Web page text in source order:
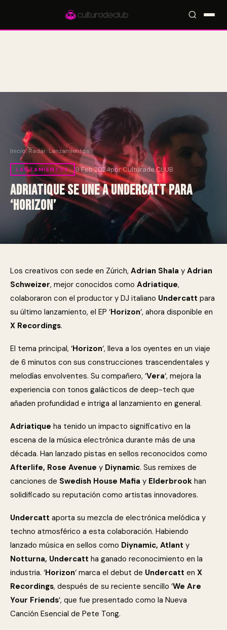
Inicio/Radar/Lanzamientos
LANZAMIENTOS 9 Feb 2024por Culturade.CLUB
Adriatique se une a Undercatt para
‘Horizon’
Los creativos con sede en Zúrich, Adrian Shala y Adrian
Schweizer, mejor conocidos como Adriatique,
colaboraron con el productor y DJ italiano Undercatt para
su último lanzamiento, el EP ‘Horizon‘, ahora disponible en
X Recordings.
El tema principal, ‘Horizon‘, lleva a los oyentes en un viaje
de 6 minutos con sus construcciones trascendentales y
melodías envolventes. Su compañero, ‘Vera‘, mejora la
experiencia con tonos galácticos de deep-tech que
añaden profundidad e intriga al lanzamiento en general.
Adriatique ha tenido un impacto significativo en la
escena de la música electrónica durante más de una
década. Han lanzado pistas en sellos reconocidos como
Afterlife, Rose Avenue y Diynamic. Sus remixes de
canciones de Swedish House Mafia y Elderbrook han
solidificado su reputación como artistas innovadores.
Undercatt aporta su mezcla de electrónica melódica y
techno atmosférico a esta colaboración. Habiendo
lanzado música en sellos como Diynamic, Atlant y
Notturna, Undercatt ha ganado reconocimiento en la
industria. ‘Horizon‘ marca el debut de Undercatt en X
Recordings, después de su reciente sencillo ‘We Are
Your Friends‘, que fue presentado como la Nueva
Canción Esencial de Pete Tong.